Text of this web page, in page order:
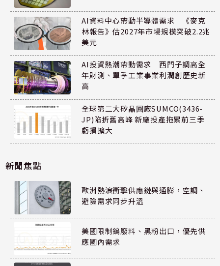
AI資料中心帶動半導體需求 《麥克
林報告》估2027年市場規模突破2.2兆
美元
AI投資熱潮帶動需求 西門子調高全
年財測、單季工業事業利潤創歷史新
高
全球第二大矽晶圓廠SUMCO(3436-
JP)陷折舊高峰 新廠投產拖累前三季
虧損擴大
新聞焦點
歐洲熱浪衝擊供應鏈與通膨，空調、
避險需求同步升溫
美國限制鎢廢料、黑粉出口，優先供
應國內需求